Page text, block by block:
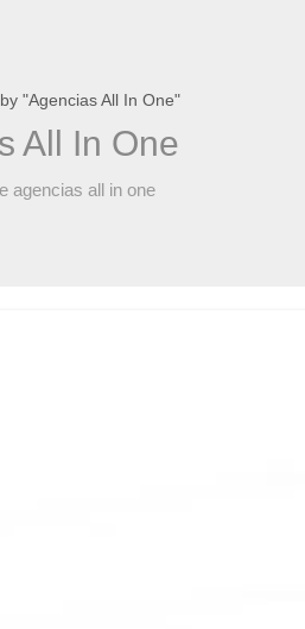
"Agencias All In One"
All In One
agencias all in one